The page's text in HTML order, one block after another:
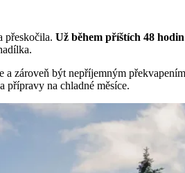
přeskočila. Už během příštích 48
zároveň být nepříjemným
a přípravy na chladné měsíce.